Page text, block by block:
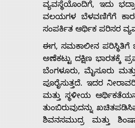
ವ್ಯವಸ್ಥೆಯೊಂದಿಗೆ, ಇದು
ವಲಯಗಳ ಬೆಳವಣಿಗೆಗೆ
ಸಂಪರ್ಕಿತ ಆರ್ಥಿಕ ಪರಿಸರ
ಈಗ, ಸಮಕಾಲೀನ ಪರಿಸ್ಥಿತಿಗೆ
ಅಣೆಕಟ್ಟು ದಕ್ಷಿಣ
ಬೆಂಗಳೂರು, ಮೈಸೂರು
ಪೂರೈಸುತ್ತದೆ. ಇದರ
ಮತ್ತು ಸ್ಥಳೀಯ
ತುಂಬಿರುವುದನ್ನು
ಶಿವನಸಮುದ್ರ ಮತ್ತು